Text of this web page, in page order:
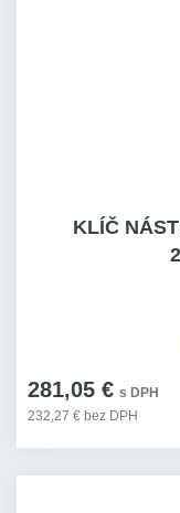
KLÍČ
281,05 € s DPH
232,27 € bez DPH